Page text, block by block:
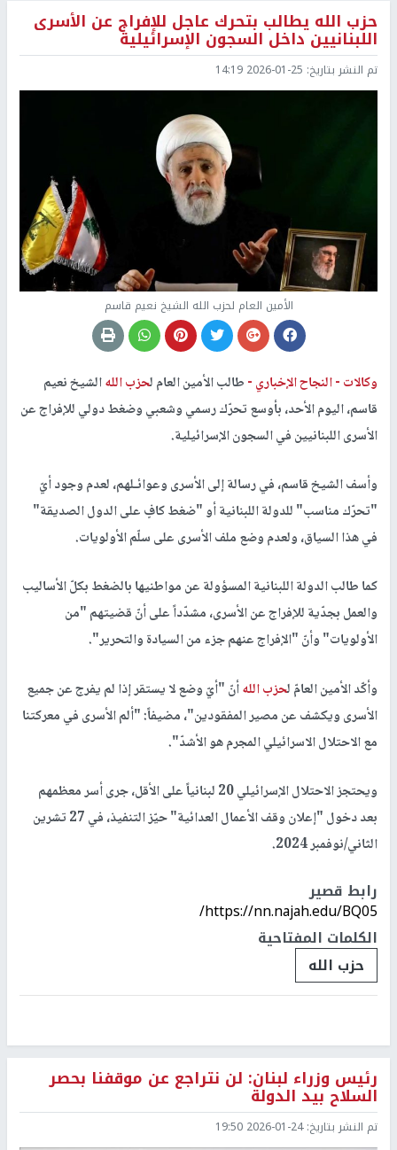
حزب الله يطالب بتحرك عاجل للإفراج عن الأسرى
اللبنانيين داخل السجون الإسرائيلية
تم النشر بتاريخ: 2026-01-25 14:19
الأمين العام لحزب الله الشيخ نعيم قاسم
وكالات -النجاح الإخباري -طالب الأمين العام لحزب اللهالشيخ نعيم
قاسم، اليوم الأحد، بأوسع تحرّك رسمي وشعبي وضغط دولي للإفراج عن
الأسرى اللبنانيين في السجون الإسرائيلية.
وأسف الشيخ قاسم، في رسالة إلى الأسرى وعوائـلهم، لعدم وجود أيّ
"تحرّك مناسب" للدولة اللبنانية أو "ضغط كافٍ على الدول الصديقة"
في هذا السياق، ولعدم وضع ملف الأسرى على سلّم الأولويات.
كما طالب الدولة اللبنانية المسؤولة عن مواطنيها بالضغط بكلّ الأساليب
والعمل بجدّية للإفراج عن الأسرى، مشدّداً على أنّ قضيتهم "من
الأولويات" وأنّ "الإفراج عنهم جزء من السيادة والتحرير".
وأكّد الأمين العامّ لحزب اللهأنّ "أيّ وضع لا يستقر إذا لم يفرج عن جميع
الأسرى ويكشف عن مصير المفقودين"، مضيفاً: "ألم الأسرى في معركتنا
مع الاحتلال الاسرائيلي المجرم هو الأشدّ".
ويحتجز الاحتلال الإسرائيلي 20 لبنانياً على الأقل، جرى أسر معظمهم
بعد دخول "إعلان وقف الأعمال العدائية" حيّز التنفيذ، في 27 تشرين
الثاني/نوفمبر 2024.
رابط قصير
https://nn.najah.edu/BQ05/
الكلمات المفتاحية
حزب الله
رئيس وزراء لبنان: لن نتراجع عن موقفنا بحصر
السلاح بيد الدولة
تم النشر بتاريخ:2026-01-24 19:50